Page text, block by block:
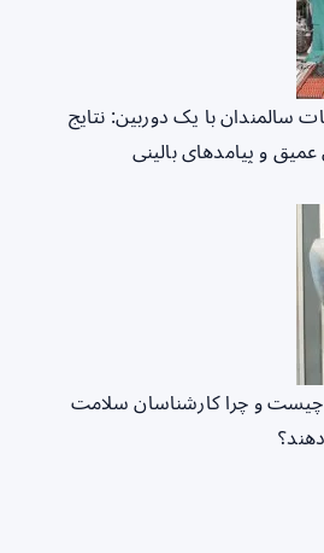
سالمندان با یک دوربین: نتایج
و پیامدهای بالینی
و چرا کارشناسان سلامت